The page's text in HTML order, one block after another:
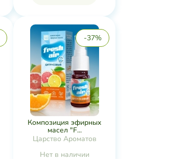
-37%
Композиция эфирных
масел "F...
Царство Ароматов
Нет в наличии